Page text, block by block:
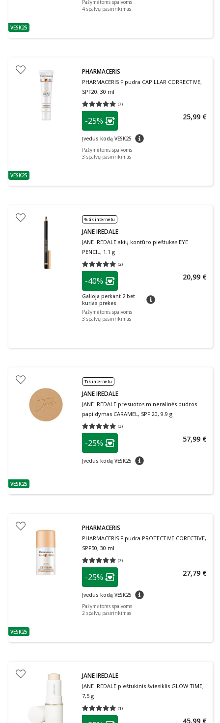
patarimas
VESK25
Pažymėtoms spalvoms
4 spalvų pasirinkimas
patarimas
VESK25
PHARMACERIS
PHARMACERIS F pudra CAPILLAR CORRECTIVE,
SPF20, 30 ml
(7)
Vidutinis įvertinimas 5.00
patarimas
Lojalumo klubo narių nuolaida
-25%
Įvedus kodą VESK25 patarimas
25,99 €
Pažymėtoms spalvoms
3 spalvų pasirinkimas
% tik internetu
JANE IREDALE
JANE IREDALE akių kontūro pieštukas EYE
PENCIL, 1.1 g
(2)
Vidutinis įvertinimas 5.00
patarimas
Lojalumo klubo narių nuolaida
-40%
Galioja perkant 2 bet
kurias prekes.
patarimas
20,99 €
Pažymėtoms spalvoms
3 spalvų pasirinkimas
patarimas
VESK25
Tik internetu
JANE IREDALE
JANE IREDALE presuotos mineralinės pudros
papildymas CARAMEL, SPF 20, 9.9 g
(3)
Vidutinis įvertinimas 5.00
patarimas
Lojalumo klubo narių nuolaida
-25%
Įvedus kodą VESK25 patarimas
57,99 €
patarimas
VESK25
PHARMACERIS
PHARMACERIS F pudra PROTECTIVE CORECTIVE,
SPF50, 30 ml
(7)
Vidutinis įvertinimas 5.00
patarimas
Lojalumo klubo narių nuolaida
-25%
Įvedus kodą VESK25 patarimas
27,79 €
Pažymėtoms spalvoms
2 spalvų pasirinkimas
JANE IREDALE
JANE IREDALE pieštukinis šviesiklis GLOW TIME,
7,5 g
(1)
Vidutinis įvertinimas 5.00
patarimas 45,99 €